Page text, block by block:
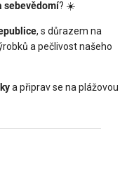
sebevědomí? ☀️
, s důrazem na
a pečlivost našeho
a připrav se na plážovou